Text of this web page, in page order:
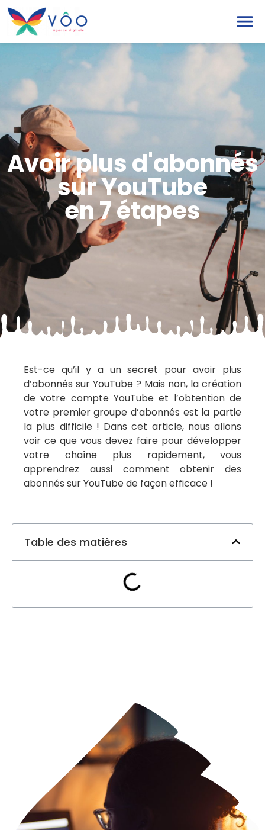
Avoir plus d'abonnés
sur YouTube
en 7 étapes
Est-ce qu’il y a un secret pour avoir plus
d’abonnés sur YouTube ? Mais non, la création
de votre compte YouTube et l’obtention de
votre premier groupe d’abonnés est la partie
la plus difficile ! Dans cet article, nous allons
voir ce que vous devez faire pour développer
votre chaîne plus rapidement, vous
apprendrez aussi comment obtenir des
abonnés sur YouTube de façon efficace !
Table des matières